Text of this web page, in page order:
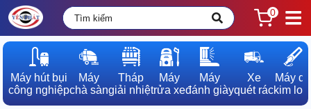
0
Máy hút bụi
công nghiệp
Máy
chà sàn
Tháp
giải nhiệt
Máy
rửa xe
Máy
đánh giày
Xe
quét rác
Máy dò
kim loại